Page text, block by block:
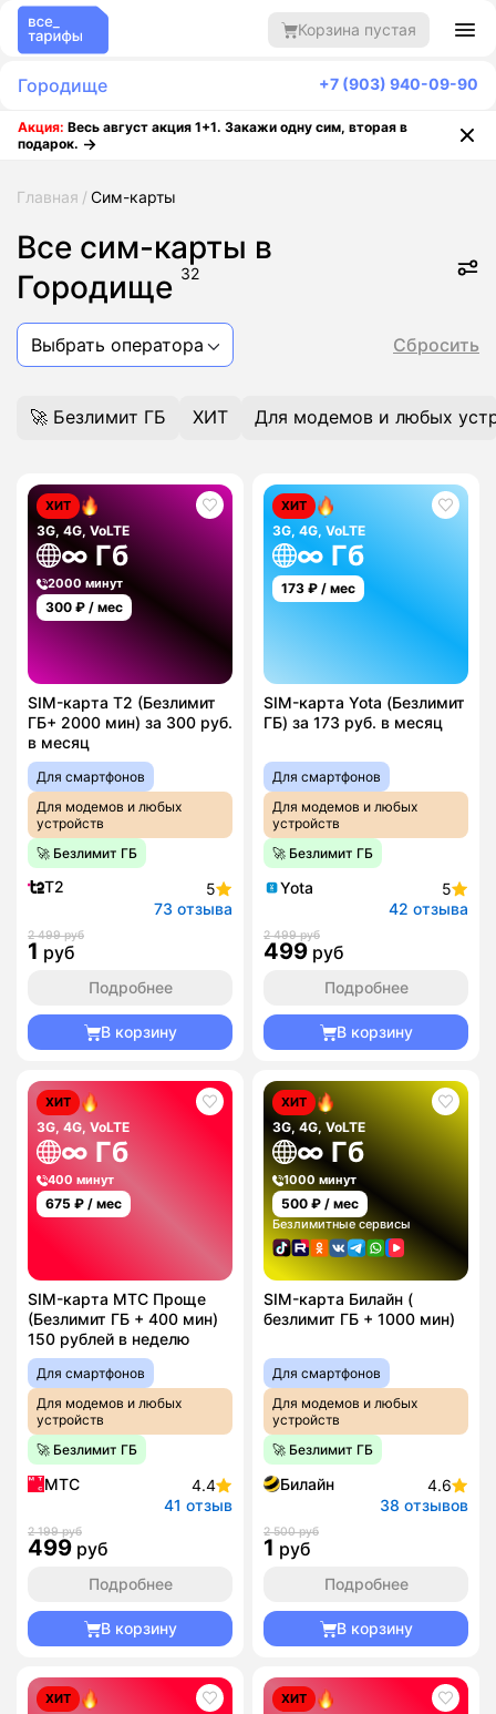
Корзина пустая
Городище +7 (903) 940-09-90
Акция: Весь август акция 1+1. Закажи одну сим, вторая в
подарок.
Главная Сим-карты
Все сим-карты в
Городище 32
Выбрать оператора Сбросить
🚀 Безлимит ГБ ХИТ Для модемов и любых
ХИТ
3G, 4G, VoLTE
∞ Гб
2000 минут
300 ₽ / мес
SIM-карта T2 (Безлимит
ГБ+ 2000 мин) за 300 руб.
в месяц
Для смартфонов
Для модемов и любых
устройств
🚀 Безлимит ГБ
T2
5
73 отзыва
2 499 руб
1 руб
Подробнее
В корзину
ХИТ
3G, 4G, VoLTE
∞ Гб
173 ₽ / мес
SIM-карта Yota (Безлимит
ГБ) за 173 руб. в месяц
Для смартфонов
Для модемов и любых
устройств
🚀 Безлимит ГБ
Yota
5
42 отзыва
2 499 руб
499 руб
Подробнее
В корзину
ХИТ
3G, 4G, VoLTE
∞ Гб
400 минут
675 ₽ / мес
SIM-карта МТС Проще
(Безлимит ГБ + 400 мин)
150 рублей в неделю
Для смартфонов
Для модемов и любых
устройств
🚀 Безлимит ГБ
МТС
4.4
41 отзыв
2 199 руб
499 руб
Подробнее
В корзину
ХИТ
3G, 4G, VoLTE
∞ Гб
1000 минут
500 ₽ / мес
Безлимитные сервисы
SIM-карта Билайн (
безлимит ГБ + 1000 мин)
Для смартфонов
Для модемов и любых
устройств
🚀 Безлимит ГБ
Билайн
4.6
38 отзывов
2 500 руб
1 руб
Подробнее
В корзину
ХИТ ХИТ